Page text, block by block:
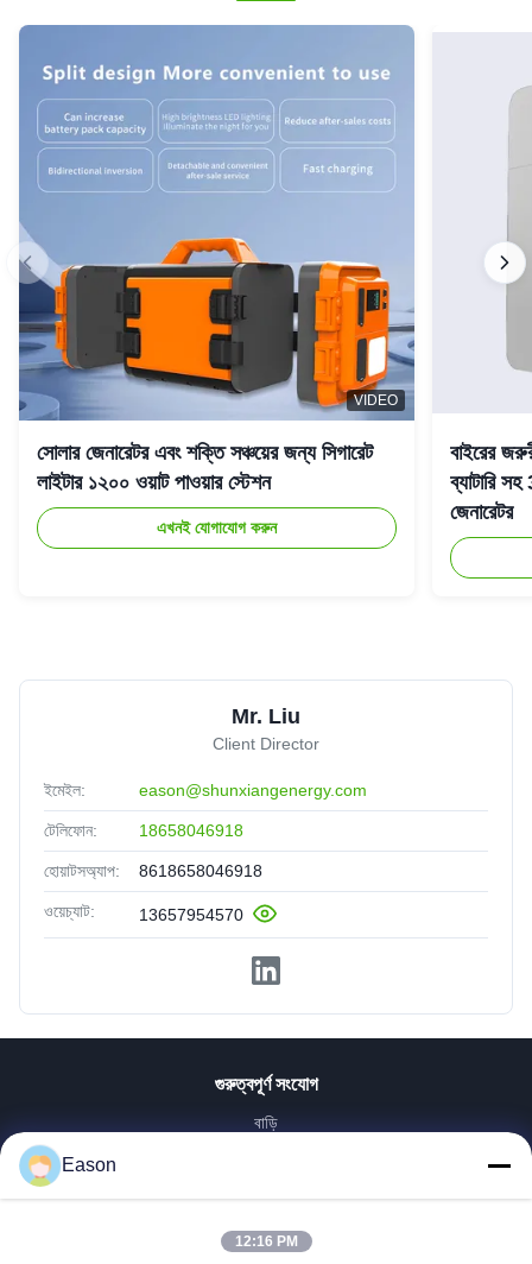
VIDEO
সোলার জেনারেটর এবং শক্তি সঞ্চয়ের জন্য সিগারেট
লাইটার ১২০০ ওয়াট পাওয়ার স্টেশন
এখনই যোগাযোগ করুন
বাইরের
ব্যাটারি
জেনারেটর
Mr. Liu
Client Director
ইমেইল: eason@shunxiangenergy.com
টেলিফোন: 18658046918
হোয়াটসঅ্যাপ: 8618658046918
ওয়েচ্যাট: 13657954570
গুরুত্বপূর্ণ সংযোগ
বাড়ি
কারখানা ভ্রমণ
Eason
12:16 PM